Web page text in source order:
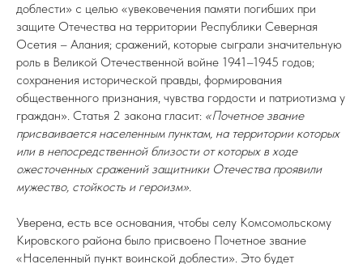
доблести» с целью «увековечения памяти погибших при
защите Отечества на территории Республики Северная
Осетия – Алания; сражений, которые сыграли значительную
роль в Великой Отечественной войне 1941–1945 годов;
сохранения исторической правды, формирования
общественного признания, чувства гордости и патриотизма у
граждан». Статья 2 закона гласит: «Почетное звание
присваивается населенным пунктам, на территории которых
или в непосредственной близости от которых в ходе
ожесточенных сражений защитники Отечества проявили
мужество, стойкость и героизм».
Уверена, есть все основания, чтобы селу Комсомольскому
Кировского района было присвоено Почетное звание
«Населенный пункт воинской доблести». Это будет